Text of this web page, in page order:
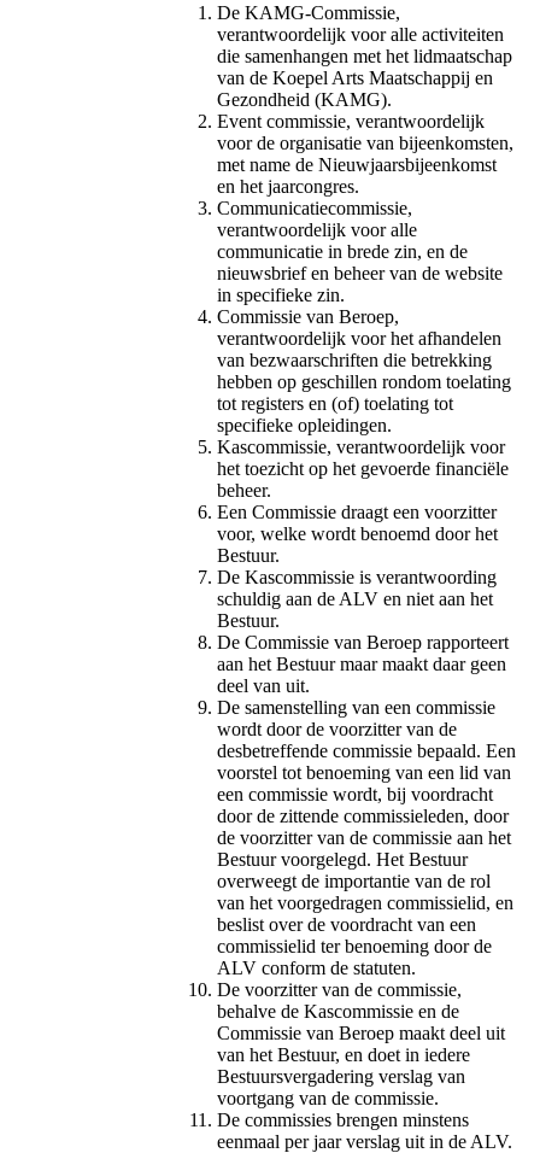
De KAMG-Commissie,
verantwoordelijk voor alle activiteiten
die samenhangen met het lidmaatschap
van de Koepel Arts Maatschappij en
Gezondheid (KAMG).
Event commissie, verantwoordelijk
voor de organisatie van bijeenkomsten,
met name de Nieuwjaarsbijeenkomst
en het jaarcongres.
Communicatiecommissie,
verantwoordelijk voor alle
communicatie in brede zin, en de
nieuwsbrief en beheer van de website
in specifieke zin.
Commissie van Beroep,
verantwoordelijk voor het afhandelen
van bezwaarschriften die betrekking
hebben op geschillen rondom toelating
tot registers en (of) toelating tot
specifieke opleidingen.
Kascommissie, verantwoordelijk voor
het toezicht op het gevoerde financiële
beheer.
Een Commissie draagt een voorzitter
voor, welke wordt benoemd door het
Bestuur.
De Kascommissie is verantwoording
schuldig aan de ALV en niet aan het
Bestuur.
De Commissie van Beroep rapporteert
aan het Bestuur maar maakt daar geen
deel van uit.
De samenstelling van een commissie
wordt door de voorzitter van de
desbetreffende commissie bepaald. Een
voorstel tot benoeming van een lid van
een commissie wordt, bij voordracht
door de zittende commissieleden, door
de voorzitter van de commissie aan het
Bestuur voorgelegd. Het Bestuur
overweegt de importantie van de rol
van het voorgedragen commissielid, en
beslist over de voordracht van een
commissielid ter benoeming door de
ALV conform de statuten.
De voorzitter van de commissie,
behalve de Kascommissie en de
Commissie van Beroep maakt deel uit
van het Bestuur, en doet in iedere
Bestuursvergadering verslag van
voortgang van de commissie.
De commissies brengen minstens
eenmaal per jaar verslag uit in de ALV.